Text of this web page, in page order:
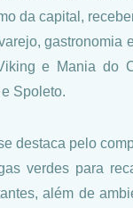
da capital,
gastronomia
e Mania do
Spoleto.
destaca pelo
verdes para
além de